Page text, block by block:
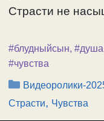
Страсти не
#блудныйсын, #душа
#чувства
Рубрики
Видеоролики-
Страсти, Чувства